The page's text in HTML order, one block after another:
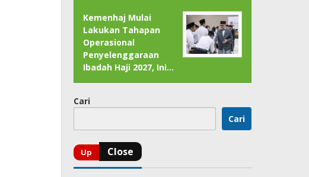
Kemenhaj Mulai
Lakukan Tahapan
Operasional
Penyelenggaraan
Ibadah Haji 2027, Ini…
Cari
Cari